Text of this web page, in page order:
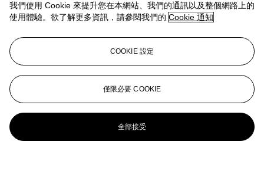
我們使用 Cookie 來提升您在本網站、我們的通訊以及整個網路上的
使用體驗。欲了解更多資訊，請參閱我們的 Cookie 通知
COOKIE 設定
僅限必要 COOKIE
全部接受